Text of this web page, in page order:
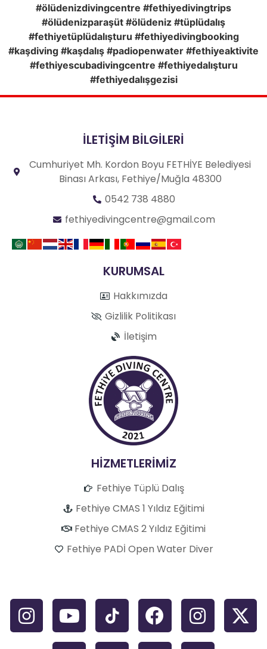
#ölüdenizdivingcentre #fethiyedivingtrips
#ölüdenizparaşüt #ölüdeniz #tüplüdalış
#fethiyetüplüdalışturu #fethiyedivingbooking
#kaşdiving #kaşdalış #padiopenwater #fethiyeaktivite
#fethiyescubadivingcentre #fethiyedalışturu
#fethiyedalışgezisi
İLETİŞİM BİLGİLERİ
Cumhuriyet Mh. Kordon Boyu FETHİYE Belediyesi
Binası Arkası, Fethiye/Muğla 48300
0542 738 4880
fethiyedivingcentre@gmail.com
KURUMSAL
Hakkımızda
Gizlilik Politikası
İletişim
HİZMETLERİMİZ
Fethiye Tüplü Dalış
Fethiye CMAS 1 Yıldız Eğitimi
Fethiye CMAS 2 Yıldız Eğitimi
Fethiye PADİ Open Water Diver